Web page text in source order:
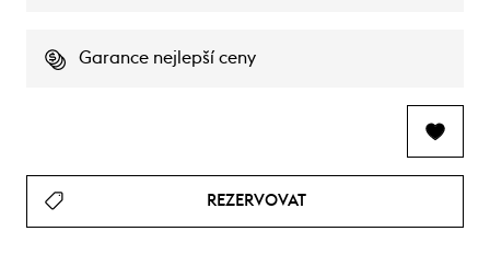
Garance nejlepší ceny
REZERVOVAT